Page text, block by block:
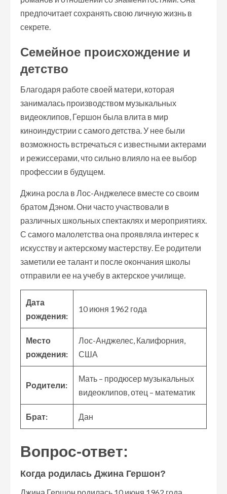
предпочитает сохранять свою личную жизнь в
секрете.
Семейное происхождение и
детство
Благодаря работе своей матери, которая
занималась производством музыкальных
видеоклипов, Гершон была влита в мир
киноиндустрии с самого детства. У нее были
возможность встречаться с известными актерами
и режиссерами, что сильно влияло на ее выбор
профессии в будущем.
Джина росла в Лос-Анджелесе вместе со своим
братом Дэном. Они часто участвовали в
различных школьных спектаклях и мероприятиях.
С самого малолетства она проявляла интерес к
искусству и актерскому мастерству. Ее родители
заметили ее талант и после окончания школы
отправили ее на учебу в актерское училище.
Дата
рождения:
10 июня 1962 года
Место
рождения:
Лос-Анджелес, Калифорния,
США
Родители:
Мать – продюсер музыкальных
видеоклипов, отец – математик
Брат: Дан
Вопрос-ответ:
Когда родилась Джина Гершон?